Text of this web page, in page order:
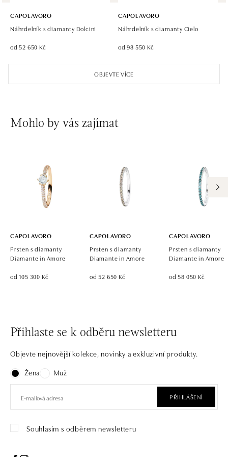
OBJEVTE VÍCE
CAPOLAVORO
Náhrdelník s diamanty Dolcini
od 52 650 Kč
CAPOLAVORO
Náhrdelník s diamanty Cielo
od 98 550 Kč
Mohlo by vás zajímat
CAPOLAVORO
Prsten s diamanty
Diamante in Amore
od 105 300 Kč
CAPOLAVORO
Prsten s diamanty
Diamante in Amore
od 52 650 Kč
CAPOLAVORO
Prsten s diamanty
Diamante in Amore
od 58 050 Kč
Přihlaste se k odběru newsletteru
Objevte nejnovější kolekce, novinky a exkluzivní produkty.
Žena
Muž
PŘIHLÁŠENÍ
Souhlasím s odběrem newsletteru